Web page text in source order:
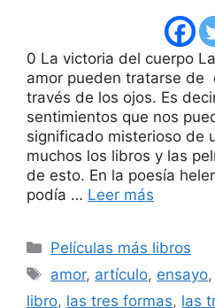
0 La victoria del cuerpo
amor pueden tratarse de
través de los ojos. Es
sentimientos que nos
significado misterioso de
muchos los libros y las
de esto. En la poesía
podía … Leer más
Categorías
Películas más libros
Etiquetas
amor, artículo, ensayo,
libro, las tres formas, las